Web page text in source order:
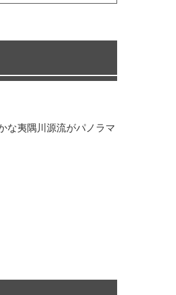
な夷隅川源流がパノラマ